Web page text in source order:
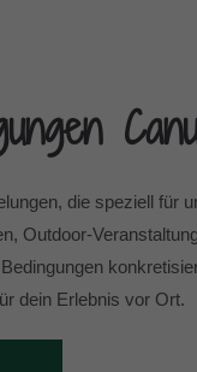
die speziell für
Outdoor-
dein Erlebnis vor Ort.